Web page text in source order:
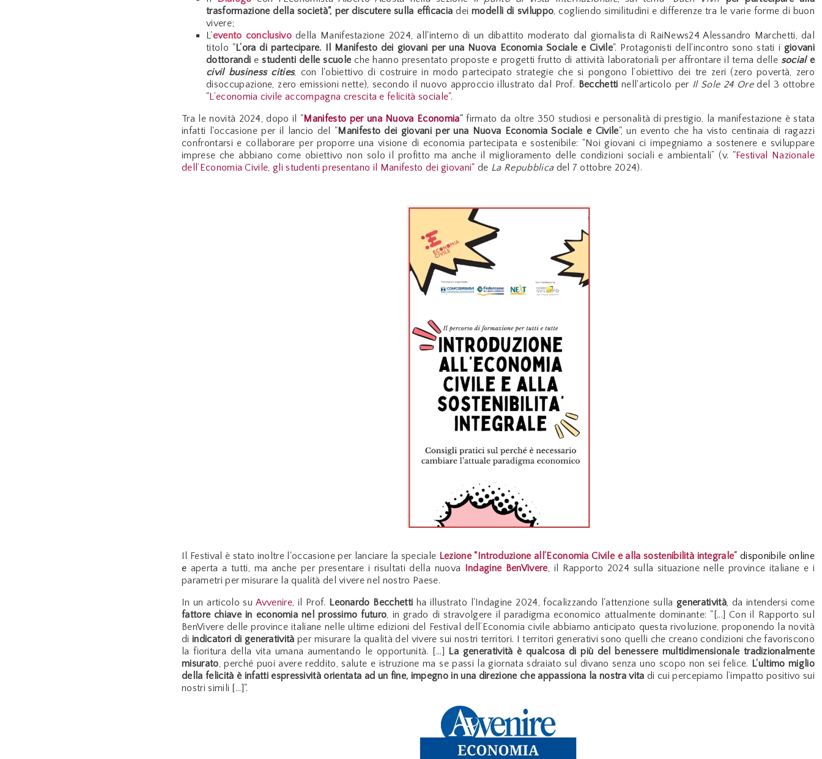
trasformazione della società", per discutere sulla efficacia deimodelli di sviluppo, cogliendo similitudini e differenze tra le varie forme di buon
vivere;
L'evento conclusivo della Manifestazione 2024, all'interno di un dibattito moderato dal giornalista di RaiNews24 Alessandro Marchetti, dal
titolo "L’ora di partecipare. Il Manifesto dei giovani per una Nuova Economia Sociale e Civile". Protagonisti dell'incontro sono stati i giovani
dottorandi estudenti delle scuole che hanno presentato proposte e progetti frutto di attività laboratoriali per affrontare il tema delle sociale
civil business cities, con l'obiettivo di costruire in modo partecipato strategie che si pongono l’obiettivo dei tre zeri (zero povertà, zero
disoccupazione, zero emissioni nette), secondo il nuovo approccio illustrato dal Prof. Becchetti nell'articolo per Il Sole 24 Oredel 3 ottobre
"L’economia civile accompagna crescita e felicità sociale".
Tra le novità 2024, dopo il "Manifesto per una Nuova Economia"firmato da oltre 350 studiosi e personalità di prestigio, la manifestazione è stata
infatti l'occasione per il lancio del "Manifesto dei giovani per una Nuova Economia Sociale e Civile", un evento che ha visto centinaia di ragazzi
confrontarsi e collaborare per proporre una visione di economia partecipata e sostenibile: "Noi giovani ci impegniamo a sostenere e sviluppare
imprese che abbiano come obiettivo non solo il profitto ma anche il miglioramento delle condizioni sociali e ambientali” (v. "Festival Nazionale
dell’Economia Civile, gli studenti presentano il Manifesto dei giovani" de La Repubblicadel 7 ottobre 2024).
Il Festival è stato inoltre l'occasione per lanciare la speciale Lezione “Introduzione all’Economia Civile e alla sostenibilità integrale”disponibile online
e aperta a tutti, ma anche per presentare i risultati della nuova Indagine BenVivere, il Rapporto 2024 sulla situazione nelle province italiane e i
parametri per misurare la qualità del vivere nel nostro Paese.
In un articolo su Avvenire, il Prof. Leonardo Becchetti ha illustrato l'Indagine 2024, focalizzando l'attenzione sullageneratività, da intendersi come
fattore chiave in economia nel prossimo futuro, in grado di stravolgere il paradigma economico attualmentedominante: "[...] Con il Rapporto sul
BenVivere delle province italiane nelle ultime edizioni del Festival dell’Economia civile abbiamo anticipato questa rivoluzione, proponendo la novità
diindicatori di generatività per misurare la qualità del vivere sui nostri territori. I territori generativi sono quelli che creano condizioni che favoriscono
la fioritura della vita umana aumentando le opportunità. [...] La generatività è qualcosa di più del benessere multidimensionale tradizionalmente
misurato, perché puoi avere reddito, salute e istruzione ma se passi la giornata sdraiato sul divano senza uno scopo non sei felice. L’ultimo miglio
della felicità è infatti espressività orientata ad un fine, impegno in una direzione che appassiona la nostra vita di cui percepiamo l’impatto positivo sui
nostri simili [...]".